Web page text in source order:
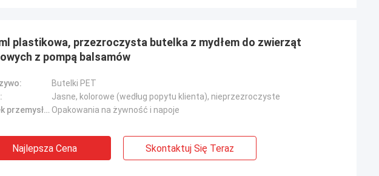
plastikowa, przezroczysta butelka z mydłem do zwierząt
z pompą balsamów
Butelki PET
Jasne, kolorowe (według popytu klienta), nieprzezroczyste
Użytek przemysłowy:: Opakowania na żywność i napoje
Najlepsza Cena Skontaktuj Się Teraz